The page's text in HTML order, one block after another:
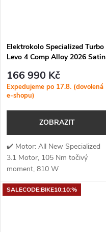
Elektrokolo Specialized Turbo
Levo 4 Comp Alloy 2026 Satin
166 990 Kč
Expedujeme po 17.8. (dovolená
e-shopu)
ZOBRAZIT
✔️ Motor: All New Specialized
3.1 Motor, 105 Nm točivý
moment, 810 W
výkon✔️ Točivý moment: 105
Nm✔️ Výkon
SALECODE:BIKE10:10:%